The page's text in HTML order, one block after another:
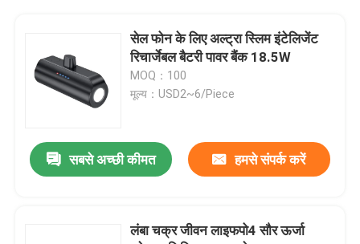
सेल फोन के लिए अल्ट्रा स्लिम इंटेलिजेंट
रिचार्जेबल बैटरी पावर बैंक 18.5W
MOQ：100
मूल्य：USD2~6/Piece
सबसे अच्छी कीमत हमसे संपर्क करें
लंबा चक्र जीवन लाइफपो4 सौर ऊर्जा